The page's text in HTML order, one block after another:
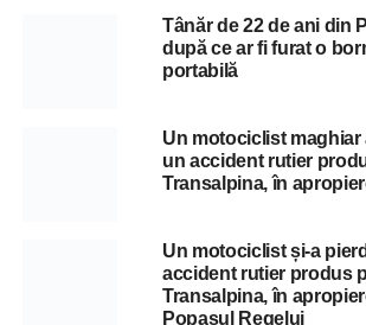
Tânăr de 22 de ani din
după ce ar fi furat o
portabilă
Un motociclist maghiar
un accident rutier
Transalpina, în
Un motociclist și-a
accident rutier produs
Transalpina, în
Popasul Regelui